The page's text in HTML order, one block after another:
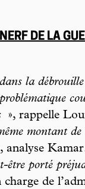
DE LA
la débrouille
», rappelle
montant de
analyse
porté
de